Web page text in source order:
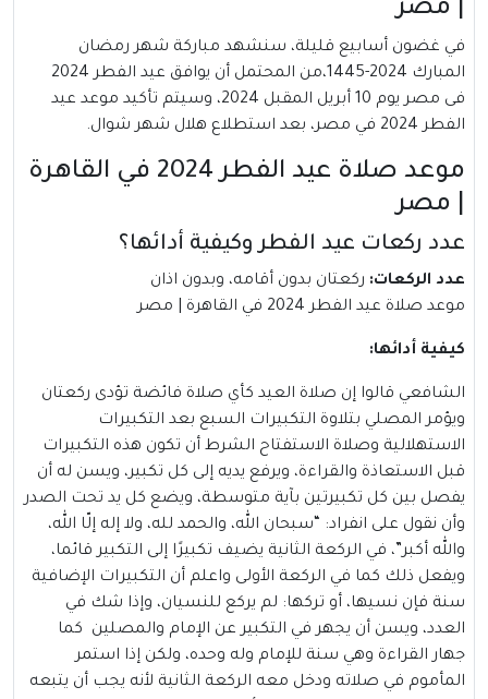
| مصر
في غضون أسابيع قليلة، سنشهد مباركة شهر رمضان
المبارك 2024-1445،من المحتمل أن يوافق عيد الفطر 2024
فى مصر يوم 10 أبريل المقبل 2024، وسيتم تأكيد موعد عيد
الفطر 2024 في مصر، بعد استطلاع هلال شهر شوال.
موعد صلاة عيد الفطر 2024 في القاهرة
| مصر
عدد ركعات عيد الفطر وكيفية أدائها؟
عدد الركعات: ركعتان بدون أقامه، وبدون اذان
موعد صلاة عيد الفطر 2024 في القاهرة | مصر
كيفية أدائها:
الشافعي قالوا إن صلاة العيد كأي صلاة فائضة تؤدى ركعتان
ويؤمر المصلي بتلاوة التكبيرات السبع بعد التكبيرات
الاستهلالية وصلاة الاستفتاح الشرط أن تكون هذه التكبيرات
قبل الاستعاذة والقراءة، ويرفع يديه إلى كل تكبير، ويسن له أن
يفصل بين كل تكبيرتين بآية متوسطة، ويضع كل يد تحت الصدر
وأن نقول على انفراد: “سبحان الله، والحمد لله، ولا إله إلّا الله،
والله أكبر”، في الركعة الثانية يضيف تكبيرًا إلى التكبير قائما،
ويفعل ذلك كما في الركعة الأولى واعلم أن التكبيرات الإضافية
سنة فإن نسيها، أو تركها: لم يركع للنسيان، وإذا شك في
العدد، ويسن أن يجهر في التكبير عن الإمام والمصلين كما
جهار القراءة وهي سنة للإمام وله وحده، ولكن إذا استمر
المأموم في صلاته ودخل معه الركعة الثانية لأنه يجب أن يتبعه